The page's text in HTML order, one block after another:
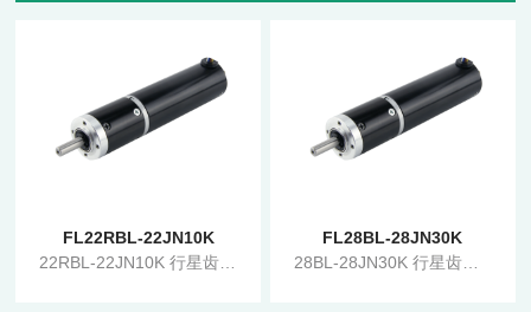
FL22RBL-22JN10K
22RBL-22JN10K 行星齿轮箱无刷减速电机
FL28BL-28JN30K
28BL-28JN30K 行星齿轮箱无刷减速电机